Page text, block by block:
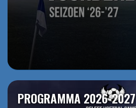
PROGRAMMA 2026-2027